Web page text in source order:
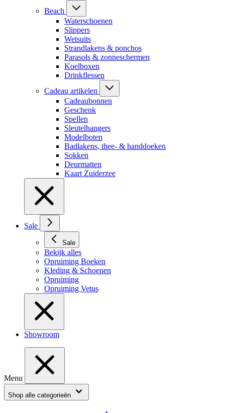
Beach
Waterschoenen
Slippers
Wetsuits
Strandlakens & ponchos
Parasols & zonneschermen
Koelboxen
Drinkflessen
Cadeau artikelen
Cadeaubonnen
Geschenk
Spellen
Sleutelhangers
Modelboten
Badlakens, thee- & handdoeken
Sokken
Deurmatten
Kaart Zuiderzee
Sale
Sale
Bekijk alles
Opruiming Boeken
Kleding & Schoenen
Opruiming
Opruiming Vetus
Showroom
Menu
Shop alle categorieën